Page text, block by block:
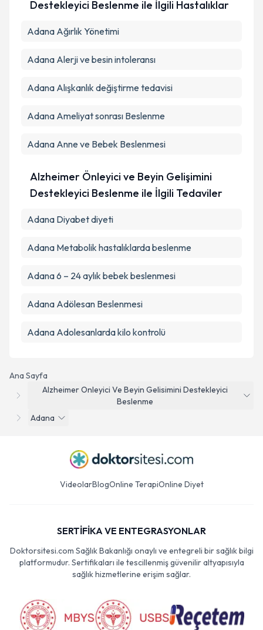
Ana Sayfa
Alzheimer Onleyici Ve Beyin Gelisimini Destekleyici
Beslenme
Adana
Destekleyici Beslenme ile İlgili Hastalıklar
Adana Ağırlık Yönetimi
Adana Alerji ve besin intoleransı
Adana Alışkanlık değiştirme tedavisi
Adana Ameliyat sonrası Beslenme
Adana Anne ve Bebek Beslenmesi
Alzheimer Önleyici ve Beyin Gelişimini
Destekleyici Beslenme ile İlgili Tedaviler
Adana Diyabet diyeti
Adana Metabolik hastalıklarda beslenme
Adana 6 – 24 aylık bebek beslenmesi
Adana Adölesan Beslenmesi
Adana Adolesanlarda kilo kontrolü
VideolarBlogOnline TerapiOnline Diyet
SERTİFİKA VE ENTEGRASYONLAR
Doktorsitesi.com Sağlık Bakanlığı onaylı ve entegreli bir sağlık bilgi
platformudur. Sertifikaları ile tescillenmiş güvenilir altyapısıyla
sağlık hizmetlerine erişim sağlar.